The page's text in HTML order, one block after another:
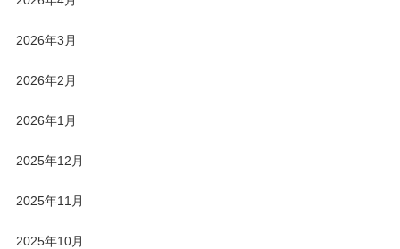
2026年3月
2026年2月
2026年1月
2025年12月
2025年11月
2025年10月